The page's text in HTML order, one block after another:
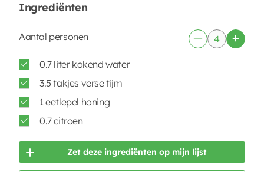
Ingrediënten
Aantal personen
0.7 liter kokend water
3.5 takjes verse tijm
1 eetlepel honing
0.7 citroen
Zet deze ingrediënten op mijn lijst